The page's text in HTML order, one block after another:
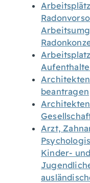
beantragen
Arzt,
Kinder- und